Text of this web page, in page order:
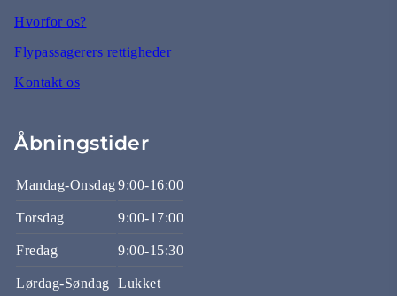
Hvorfor os?
Flypassagerers rettigheder
Kontakt os
Åbningstider
Mandag-Onsdag9:00-16:00
Torsdag 9:00-17:00
Fredag 9:00-15:30
Lørdag-Søndag Lukket